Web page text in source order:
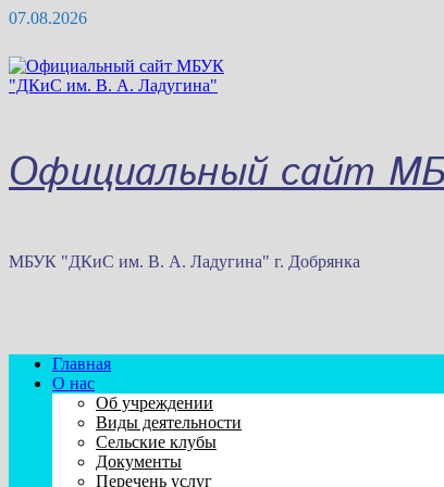
Перейти
содержимому
07.08.2026
Официальный сайт
МБУК "ДКиС им. В. А. Ладугина" г. Добрянка
Главная
О нас
Об учреждении
Виды деятельности
Сельские клубы
Документы
Перечень услуг